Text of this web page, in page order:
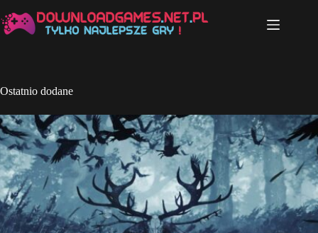
do
treści
Ostatnio dodane